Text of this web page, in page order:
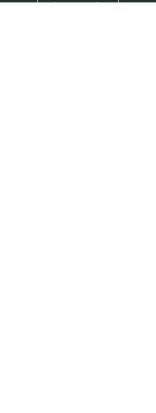
Κλείστε συνεδρία 15᾽